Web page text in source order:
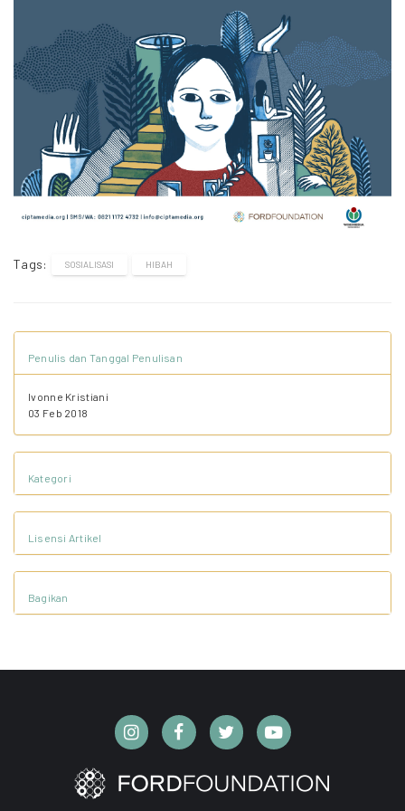
Tags: SOSIALISASI HIBAH
Penulis dan Tanggal Penulisan
Ivonne Kristiani
03 Feb 2018
Kategori
Lisensi Artikel
Bagikan